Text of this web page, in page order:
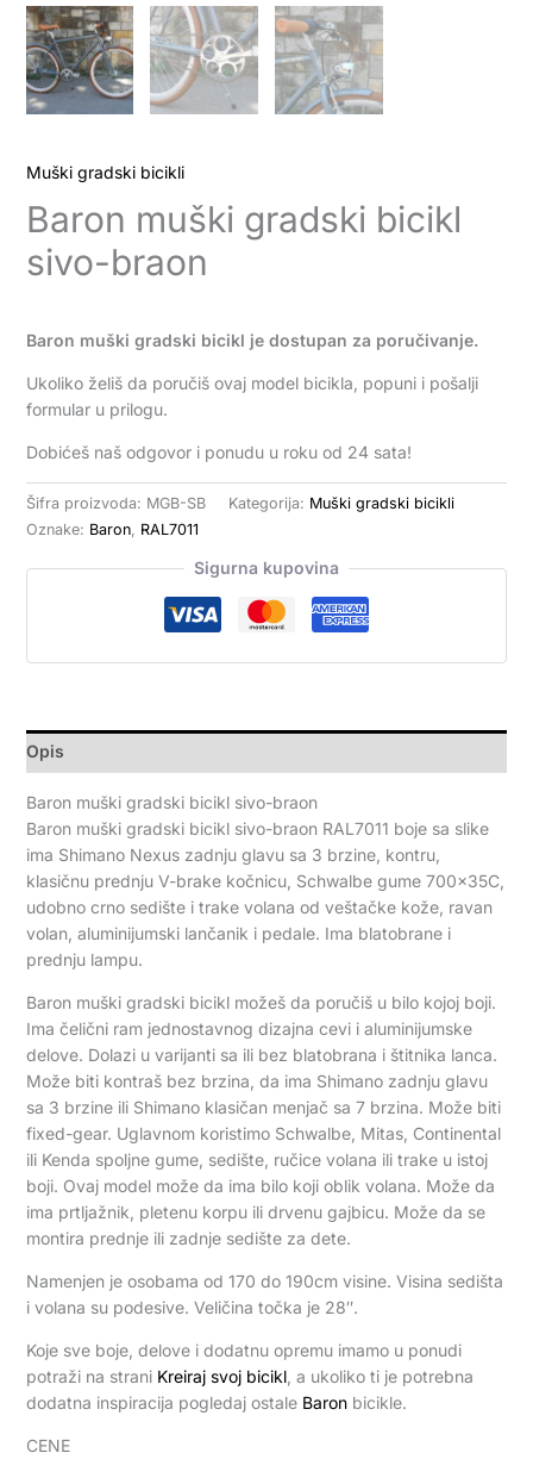
Muški gradski bicikli
Baron muški gradski bicikl
sivo-braon
Baron muški gradski bicikl je dostupan za poručivanje.
Ukoliko želiš da poručiš ovaj model bicikla, popuni i pošalji
formular u prilogu.
Dobićeš naš odgovor i ponudu u roku od 24 sata!
Šifra proizvoda: MGB-SB Kategorija: Muški gradski bicikli
Oznake: Baron, RAL7011
Sigurna kupovina
Opis
Baron muški gradski bicikl sivo-braon
Baron muški gradski bicikl sivo-braon RAL7011 boje sa slike
ima Shimano Nexus zadnju glavu sa 3 brzine, kontru,
klasičnu prednju V-brake kočnicu, Schwalbe gume 700x35C,
udobno crno sedište i trake volana od veštačke kože, ravan
volan, aluminijumski lančanik i pedale. Ima blatobrane i
prednju lampu.
Baron muški gradski bicikl možeš da poručiš u bilo kojoj boji.
Ima čelični ram jednostavnog dizajna cevi i aluminijumske
delove. Dolazi u varijanti sa ili bez blatobrana i štitnika lanca.
Može biti kontraš bez brzina, da ima Shimano zadnju glavu
sa 3 brzine ili Shimano klasičan menjač sa 7 brzina. Može biti
fixed-gear. Uglavnom koristimo Schwalbe, Mitas, Continental
ili Kenda spoljne gume, sedište, ručice volana ili trake u istoj
boji. Ovaj model može da ima bilo koji oblik volana. Može da
ima prtljažnik, pletenu korpu ili drvenu gajbicu. Može da se
montira prednje ili zadnje sedište za dete.
Namenjen je osobama od 170 do 190cm visine. Visina sedišta
i volana su podesive. Veličina točka je 28″.
Koje sve boje, delove i dodatnu opremu imamo u ponudi
potraži na strani Kreiraj svoj bicikl, a ukoliko ti je potrebna
dodatna inspiracija pogledaj ostale Baronbicikle.
CENE